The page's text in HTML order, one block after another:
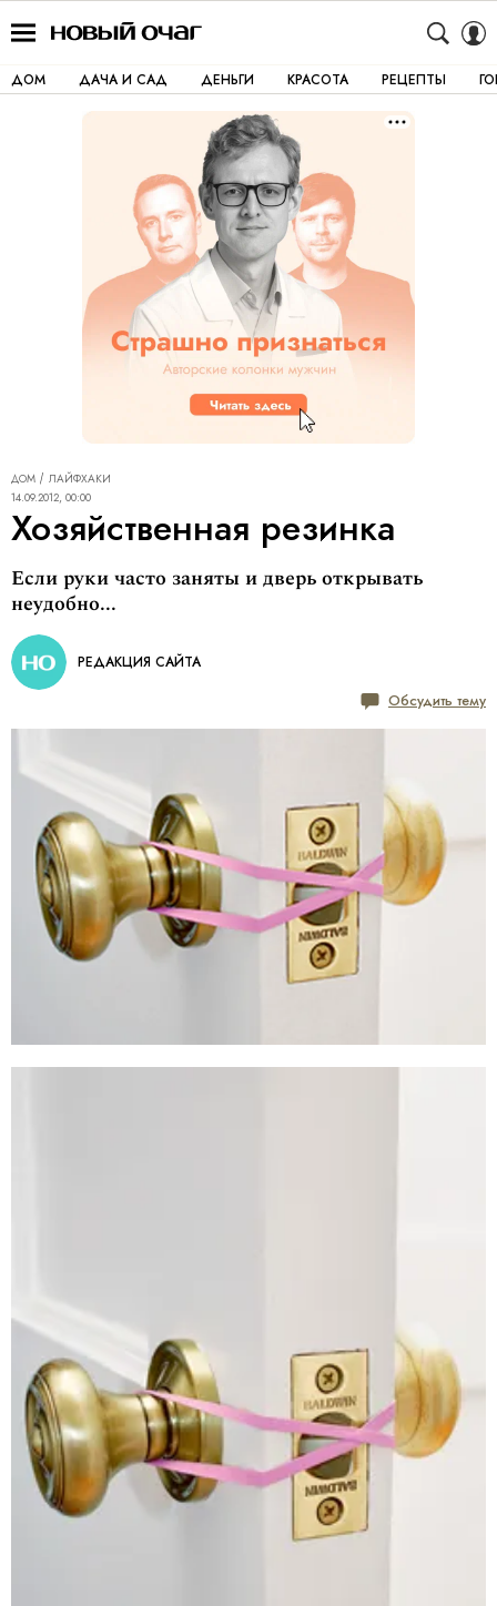
ДОМ ДАЧА И САД ДЕНЬГИ КРАСОТА РЕЦЕПТЫ
ДОМ
ЛАЙФХАКИ
14.09.2012, 00:00
Хозяйственная резинка
Если руки часто заняты и дверь открывать
неудобно...
РЕДАКЦИЯ САЙТА
Обсудить тему